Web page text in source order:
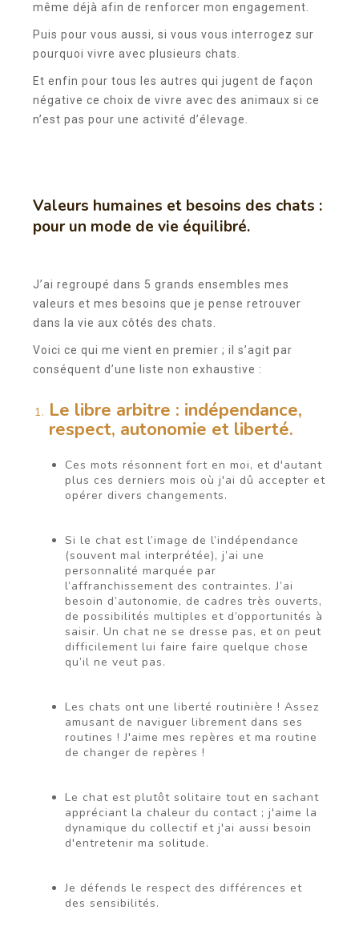
même déjà afin de renforcer mon engagement.
Puis pour vous aussi, si vous vous interrogez sur
pourquoi vivre avec plusieurs chats.
Et enfin pour tous les autres qui jugent de façon
négative ce choix de vivre avec des animaux si ce
n’est pas pour une activité d’élevage.
Valeurs humaines et besoins des chats :
pour un mode de vie équilibré.
J’ai regroupé dans 5 grands ensembles mes
valeurs et mes besoins que je pense retrouver
dans la vie aux côtés des chats.
Voici ce qui me vient en premier ; il s’agit par
conséquent d’une liste non exhaustive :
Le libre arbitre : indépendance,
respect, autonomie et liberté.
Ces mots résonnent fort en moi, et d'autant
plus ces derniers mois où j'ai dû accepter et
opérer divers changements.
Si le chat est l’image de l’indépendance
(souvent mal interprétée), j’ai une
personnalité marquée par
l’affranchissement des contraintes. J’ai
besoin d’autonomie, de cadres très ouverts,
de possibilités multiples et d’opportunités à
saisir. Un chat ne se dresse pas, et on peut
difficilement lui faire faire quelque chose
qu’il ne veut pas.
Les chats ont une liberté routinière ! Assez
amusant de naviguer librement dans ses
routines ! J'aime mes repères et ma routine
de changer de repères !
Le chat est plutôt solitaire tout en sachant
appréciant la chaleur du contact ; j'aime la
dynamique du collectif et j'ai aussi besoin
d'entretenir ma solitude.
Je défends le respect des différences et
des sensibilités.